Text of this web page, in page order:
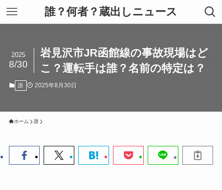
誰？何者？蔵出しニュース
岩見沢市JR函館線の事故現場はど
こ？運転手は誰？名前の特定は？
2025
8/30
誰 2025年8月30日
ホーム 誰